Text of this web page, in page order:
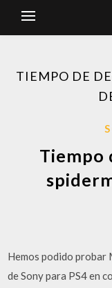
TIEMPO DE
Tiempo
Hemos podido probar
de Sony para PS4 en